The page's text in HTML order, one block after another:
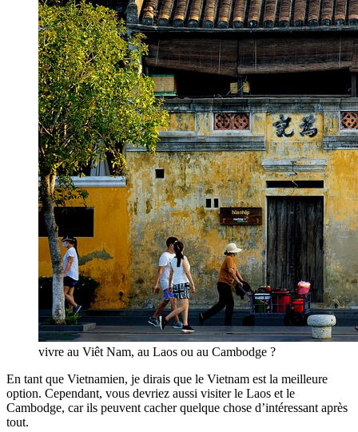
vivre au Viêt Nam, au Laos ou au Cambodge ?
En tant que Vietnamien, je dirais que le Vietnam est la meilleure
option. Cependant, vous devriez aussi visiter le Laos et le
Cambodge, car ils peuvent cacher quelque chose d’intéressant après
tout.